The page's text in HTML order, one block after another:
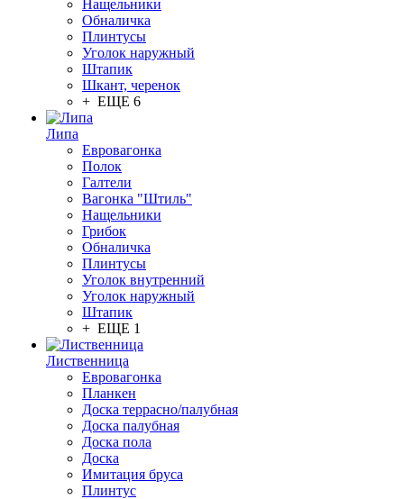
Нащельники
Обналичка
Плинтусы
Уголок наружный
Штапик
Шкант, черенок
+ ЕЩЕ 6
Липа
Евровагонка
Полок
Галтели
Вагонка "Штиль"
Нащельники
Грибок
Обналичка
Плинтусы
Уголок внутренний
Уголок наружный
Штапик
+ ЕЩЕ 1
Лиственница
Евровагонка
Планкен
Доска террасно/палубная
Доска палубная
Доска пола
Доска
Имитация бруса
Плинтус